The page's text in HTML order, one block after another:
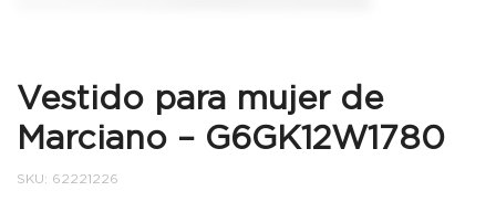
Vestido para mujer de
Marciano – G6GK12W1780
SKU: 62221226